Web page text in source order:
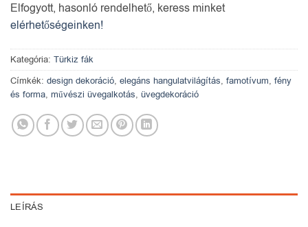
Elfogyott, hasonló rendelhető, keress minket
elérhetőségeinken!
Kategória: Türkiz fák
Címkék: design dekoráció, elegáns hangulatvilágítás, famotívum, fény
és forma, művészi üvegalkotás, üvegdekoráció
LEÍRÁS